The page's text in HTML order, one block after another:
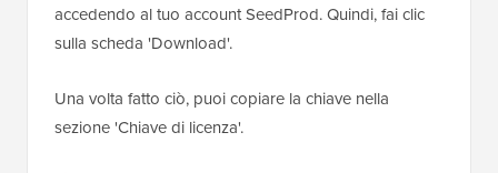
accedendo al tuo account SeedProd. Quindi, fai clic
sulla scheda 'Download'.
Una volta fatto ciò, puoi copiare la chiave nella
sezione 'Chiave di licenza'.